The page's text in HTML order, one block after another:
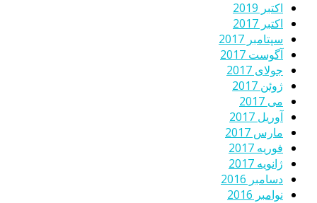
اکتبر 2019
اکتبر 2017
سپتامبر 2017
آگوست 2017
جولای 2017
ژوئن 2017
می 2017
آوریل 2017
مارس 2017
فوریه 2017
ژانویه 2017
دسامبر 2016
نوامبر 2016